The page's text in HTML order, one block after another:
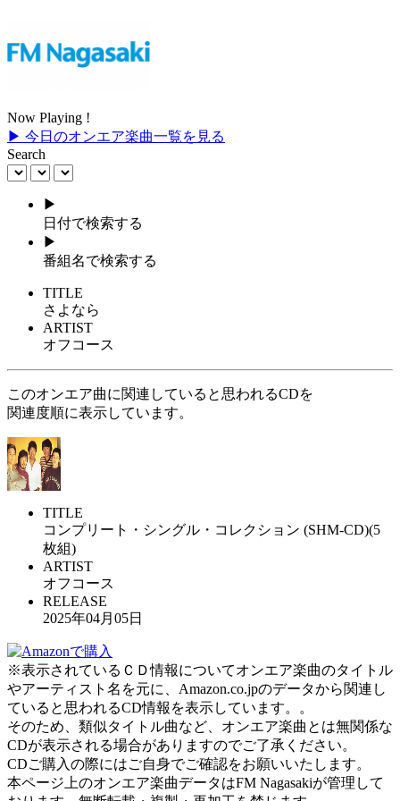
Now Playing !
▶ 今日のオンエア楽曲一覧を見る
Search
▶
日付で検索する
▶
番組名で検索する
TITLE
さよなら
ARTIST
オフコース
このオンエア曲に関連していると思われるCDを
関連度順に表示しています。
TITLE
コンプリート・シングル・コレクション (SHM-CD)(5
枚組)
ARTIST
オフコース
RELEASE
2025年04月05日
※表示されているＣＤ情報についてオンエア楽曲のタイトル
やアーティスト名を元に、Amazon.co.jpのデータから関連し
ていると思われるCD情報を表示しています。。
そのため、類似タイトル曲など、オンエア楽曲とは無関係な
CDが表示される場合がありますのでご了承ください。
CDご購入の際にはご自身でご確認をお願いいたします。
本ページ上のオンエア楽曲データはFM Nagasakiが管理して